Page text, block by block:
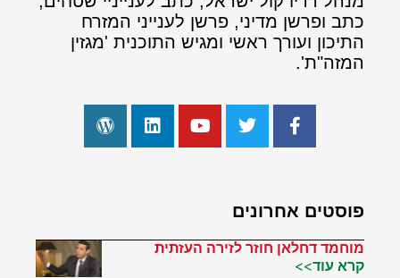
כתב ופרשן מדיני, פרשן לענייני המזרח
התיכון ועורך ראשי ומגיש התוכנית 'מגזין
המזה"ת'.
פוסטים אחרונים
מוחמד דחלאן חוזר לזירה העזתית
קרא עוד>>